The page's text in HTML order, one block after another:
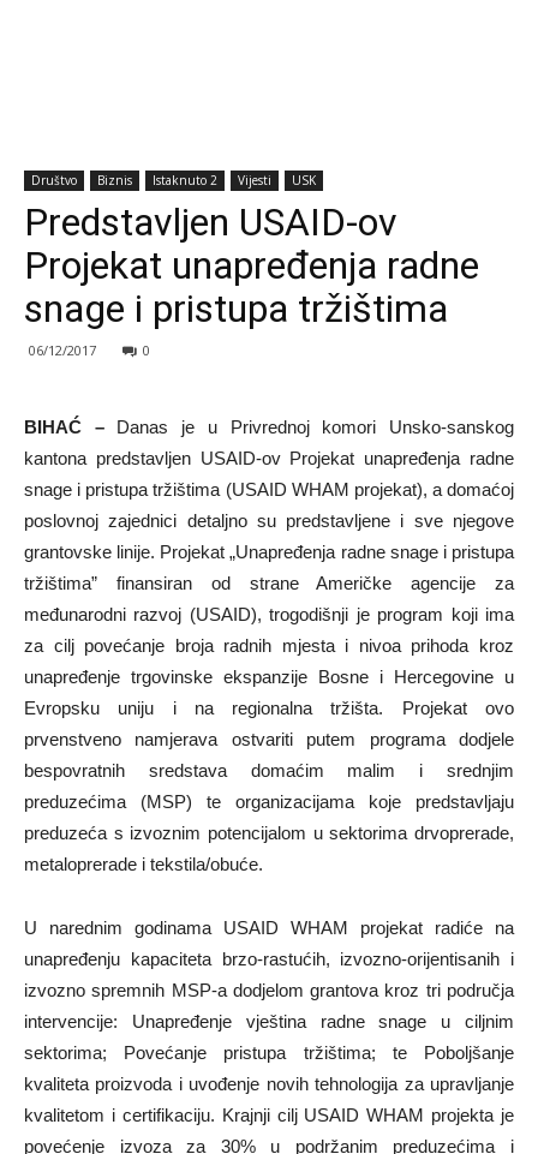
Društvo Biznis Istaknuto 2 Vijesti USK
Predstavljen USAID-ov
Projekat unapređenja radne
snage i pristupa tržištima
06/12/2017 0
BIHAĆ –Danas je u Privrednoj komori Unsko-sanskog
kantona predstavljen USAID-ov Projekat unapređenja radne
snage i pristupa tržištima (USAID WHAM projekat), a domaćoj
poslovnoj zajednici detaljno su predstavljene i sve njegove
grantovske linije. Projekat „Unapređenja radne snage i pristupa
tržištima” finansiran od strane Američke agencije za
međunarodni razvoj (USAID), trogodišnji je program koji ima
za cilj povećanje broja radnih mjesta i nivoa prihoda kroz
unapređenje trgovinske ekspanzije Bosne i Hercegovine u
Evropsku uniju i na regionalna tržišta. Projekat ovo
prvenstveno namjerava ostvariti putem programa dodjele
bespovratnih sredstava domaćim malim i srednjim
preduzećima (MSP) te organizacijama koje predstavljaju
preduzeća s izvoznim potencijalom u sektorima drvoprerade,
metaloprerade i tekstila/obuće.
U narednim godinama USAID WHAM projekat radiće na
unapređenju kapaciteta brzo-rastućih, izvozno-orijentisanih i
izvozno spremnih MSP-a dodjelom grantova kroz tri područja
intervencije: Unapređenje vještina radne snage u ciljnim
sektorima; Povećanje pristupa tržištima; te Poboljšanje
kvaliteta proizvoda i uvođenje novih tehnologija za upravljanje
kvalitetom i certifikaciju. Krajnji cilj USAID WHAM projekta je
povećenje izvoza za 30% u podržanim preduzećima i